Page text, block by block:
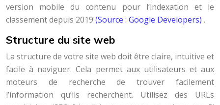
version mobile du contenu pour l’indexation et le
classement depuis 2019 (Source : Google Developers) .
Structure du site web
La structure de votre site web doit être claire, intuitive et
facile à naviguer. Cela permet aux utilisateurs et aux
moteurs de recherche de trouver facilement
l’information qu’ils recherchent. Utilisez des URLs